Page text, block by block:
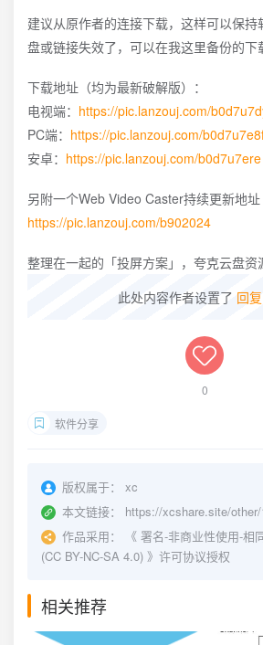
建议从原作者的连接下载，这样可以保持
盘或链接失效了，可以在我这里备份的下
下载地址（均为最新破解版）：
电视端： https://pic.lanzouj.com/
PC端： https://pic.lanzouj.com/
安卓： https://pic.lanzouj.com/b0d7u7ere
另附一个Web Video Caster持续更新地址
https://pic.lanzouj.com/b902024
整理在一起的「投屏方案」，夸克云盘资
此处内容作者设置了 回复
0
软件分享
版权属于：
xc
本文链接：
https://xcshare.site/
作品采用：
《 署名-非商业性使用-相
(CC BY-NC-SA 4.0) 》许可协议授权
相关推荐